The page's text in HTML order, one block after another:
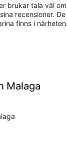
brukar tala väl
recensioner.
finns i närheten.
Malaga